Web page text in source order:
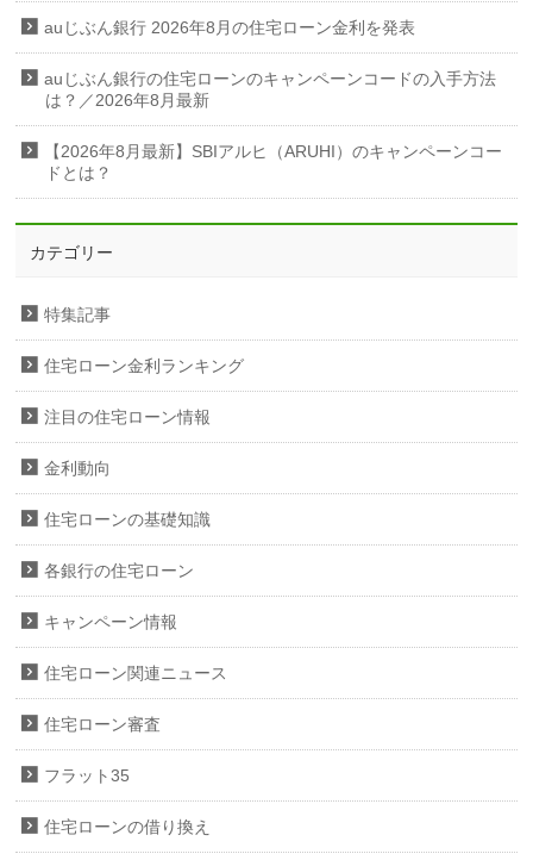
auじぶん銀行 2026年8月の住宅ローン金利を発表
auじぶん銀行の住宅ローンのキャンペーンコードの入手方法
は？／2026年8月最新
【2026年8月最新】SBIアルヒ（ARUHI）のキャンペーンコー
ドとは？
カテゴリー
特集記事
住宅ローン金利ランキング
注目の住宅ローン情報
金利動向
住宅ローンの基礎知識
各銀行の住宅ローン
キャンペーン情報
住宅ローン関連ニュース
住宅ローン審査
フラット35
住宅ローンの借り換え